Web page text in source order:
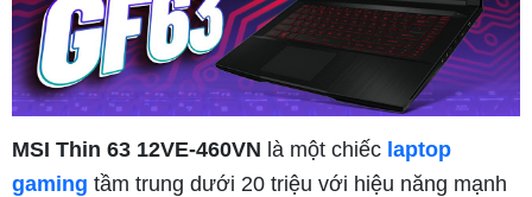
MSI Thin 63 12VE-460VN là một chiếc laptop
gaming tầm trung dưới 20 triệu với hiệu năng mạnh